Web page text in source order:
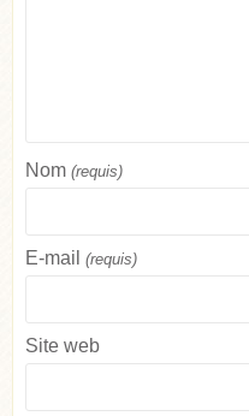
Nom (requis)
E-mail (requis)
Site web